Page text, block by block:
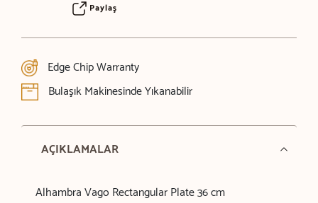
Paylaş
Edge Chip Warranty
Bulaşık Makinesinde Yıkanabilir
AÇIKLAMALAR
Alhambra Vago Rectangular Plate 36 cm